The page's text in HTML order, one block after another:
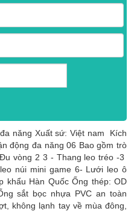
năng Xuất sứ: Việt nam Kích
động đa năng 06 Bao gồm trò
vòng 2 3 - Thang leo tréo -3
núi mini game 6- Lưới leo ô
khẩu Hàn Quốc Ống thép: OD
sắt bọc nhựa PVC an toàn
không lạnh tay về mùa đông,